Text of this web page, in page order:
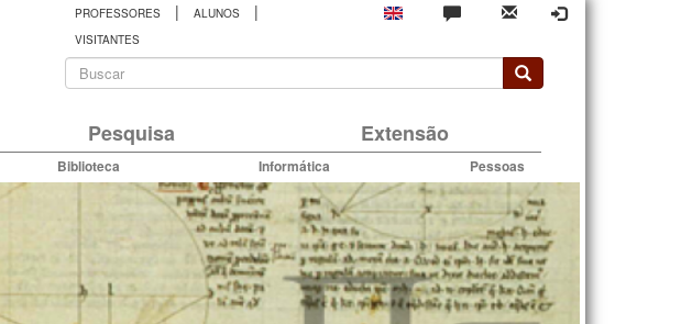
PROFESSORES | ALUNOS |
VISITANTES
Formulário
busca
Pesquisa Extensão
Biblioteca Informática Pessoas